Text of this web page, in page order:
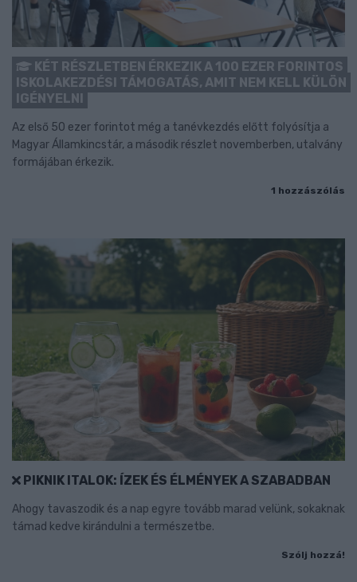
KÉT RÉSZLETBEN ÉRKEZIK A 100 EZER FORINTOS
ISKOLAKEZDÉSI TÁMOGATÁS, AMIT NEM KELL KÜLÖN
IGÉNYELNI
Az első 50 ezer forintot még a tanévkezdés előtt folyósítja a
Magyar Államkincstár, a második részlet novemberben, utalvány
formájában érkezik.
1 hozzászólás
PIKNIK ITALOK: ÍZEK ÉS ÉLMÉNYEK A SZABADBAN
Ahogy tavaszodik és a nap egyre tovább marad velünk, sokaknak
támad kedve kirándulni a természetbe.
Szólj hozzá!